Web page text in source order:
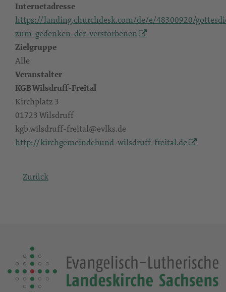
Internetadresse
https://landing.churchdesk.com/de/e/48300920/
zum-gedenken-der-verstorbenen
Zielgruppe
Alle
Veranstalter
KGB Wilsdruff-Freital
Kirchplatz 3
01723 Wilsdruff
kgb.wilsdruff-freital@evlks.de
http://kirchgemeindebund-wilsdruff-freital.de
Zurück